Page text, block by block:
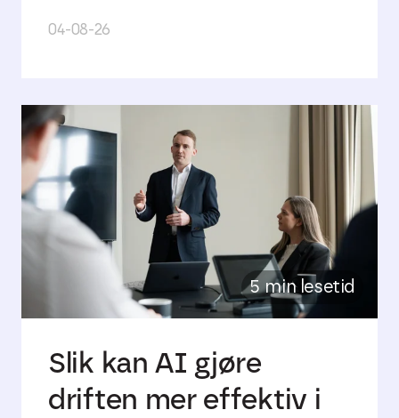
04-08-26
5 min lesetid
Slik kan AI gjøre
driften mer effektiv i